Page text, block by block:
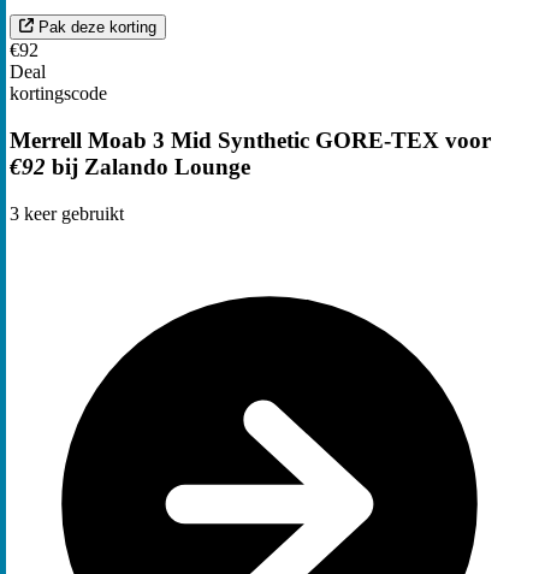
Pak deze korting
€92
Deal
kortingscode
Merrell Moab 3 Mid Synthetic GORE-TEX voor
€92 bij Zalando Lounge
3 keer gebruikt